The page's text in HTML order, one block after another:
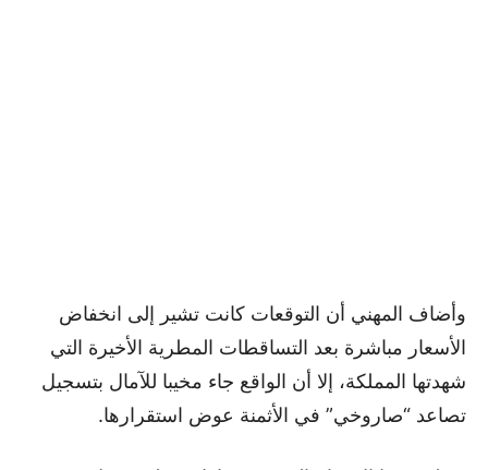
وأضاف المهني أن التوقعات كانت تشير إلى انخفاض
الأسعار مباشرة بعد التساقطات المطرية الأخيرة التي
شهدتها المملكة، إلا أن الواقع جاء مخيبا للآمال بتسجيل
تصاعد “صاروخي” في الأثمنة عوض استقرارها.